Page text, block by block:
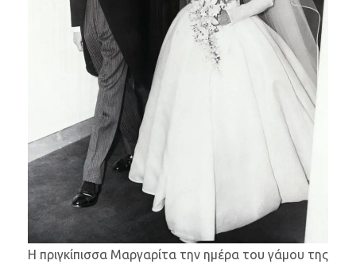
Η πριγκίπισσα Μαργαρίτα την ημέρα του γάμου της